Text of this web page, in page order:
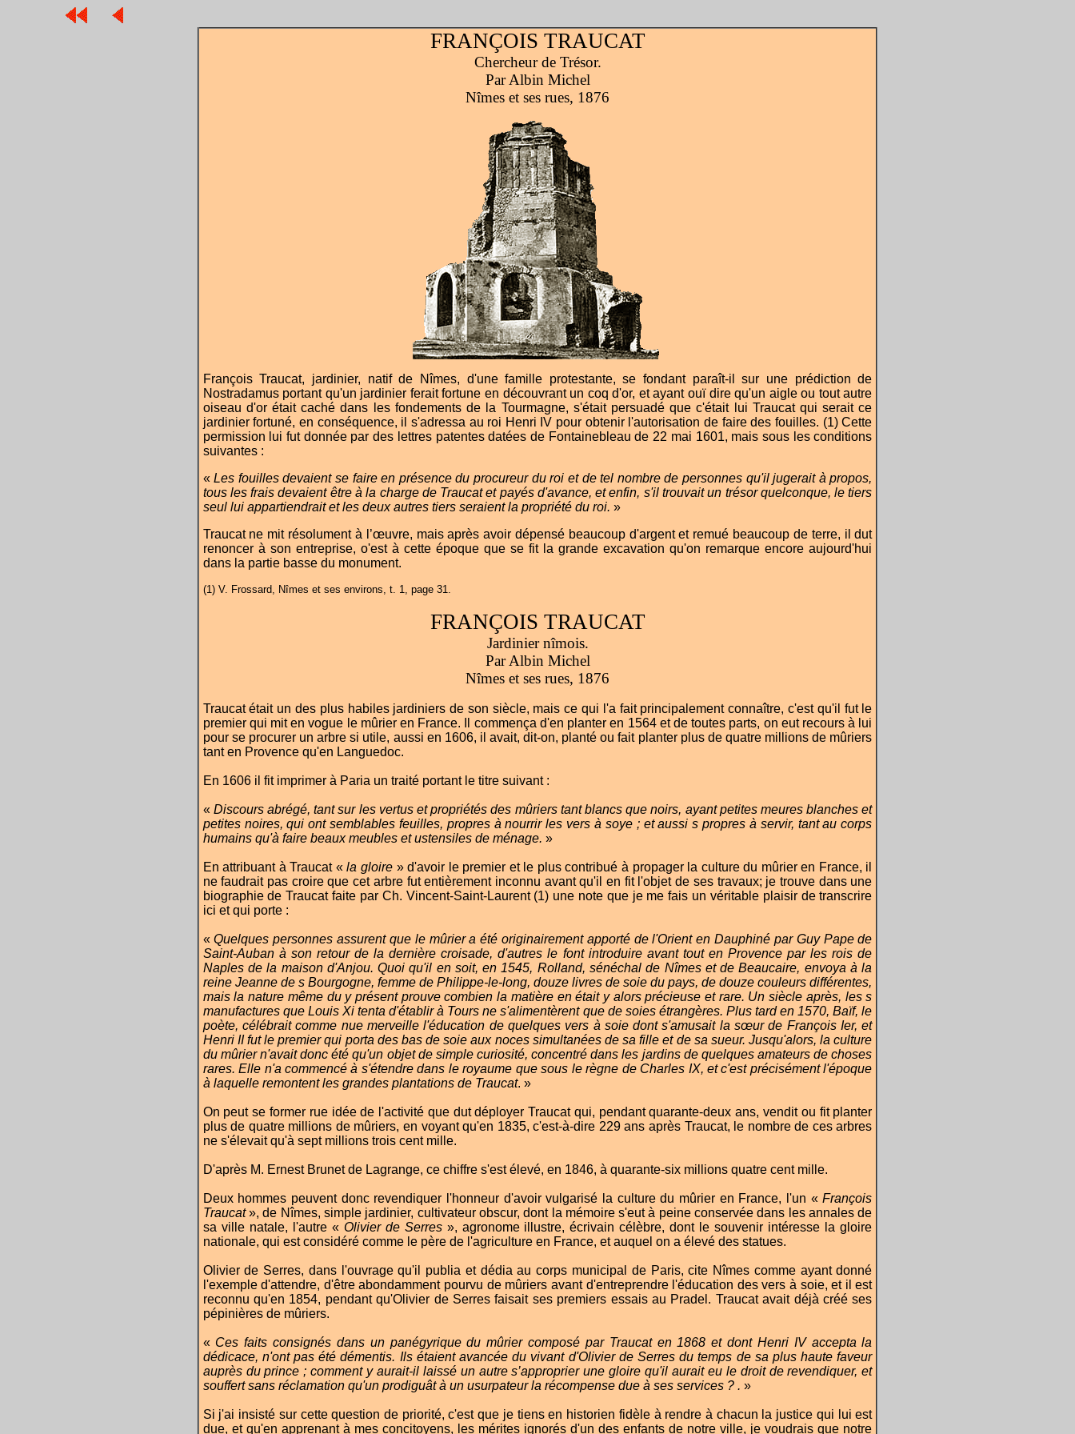
FRANÇOIS TRAUCAT
Chercheur de Trésor.
Par Albin Michel
Nîmes et ses rues, 1876
François Traucat, jardinier, natif de Nîmes, d'une famille protestante, se fondant paraît-il sur une prédiction de
Nostradamus portant qu'un jardinier ferait fortune en découvrant un coq d'or, et ayant ouï dire qu'un aigle ou tout autre
oiseau d'or était caché dans les fondements de la Tourmagne, s'était persuadé que c'était lui Traucat qui serait ce
jardinier fortuné, en conséquence, il s'adressa au roi Henri IV pour obtenir l'autorisation de faire des fouilles. (1) Cette
permission lui fut donnée par des lettres patentes datées de Fontainebleau de 22 mai 1601, mais sous les conditions
suivantes :
«Les fouilles devaient se faire en présence du procureur du roi et de tel nombre de personnes qu'il jugerait à propos,
tous les frais devaient être à la charge de Traucat et payés d'avance, et enfin, s'il trouvait un trésor quelconque, le tiers
seul lui appartiendrait et les deux autres tiers seraient la propriété du roi. »
Traucat ne mit résolument à l’œuvre, mais après avoir dépensé beaucoup d'argent et remué beaucoup de terre, il dut
renoncer à son entreprise, o'est à cette époque que se fit la grande excavation qu'on remarque encore aujourd'hui
dans la partie basse du monument.
(1) V. Frossard, Nîmes et ses environs, t. 1, page 31.
FRANÇOIS TRAUCAT
Jardinier nîmois.
Par Albin Michel
Nîmes et ses rues, 1876
Traucat était un des plus habiles jardiniers de son siècle, mais ce qui l'a fait principalement connaître, c'est qu'il fut le
premier qui mit en vogue le mûrier en France. Il commença d'en planter en 1564 et de toutes parts, on eut recours à lui
pour se procurer un arbre si utile, aussi en 1606, il avait, dit-on, planté ou fait planter plus de quatre millions de mûriers
tant en Provence qu'en Languedoc.
En 1606 il fit imprimer à Paria un traité portant le titre suivant :
« Discours abrégé, tant sur les vertus et propriétés des mûriers tant blancs que noirs, ayant petites meures blanches et
petites noires, qui ont semblables feuilles, propres à nourrir les vers à soye ; et aussi s propres à servir, tant au corps
humains qu'à faire beaux meubles et ustensiles de ménage. »
En attribuant à Traucat «la gloire» d'avoir le premier et le plus contribué à propager la culture du mûrier en France, il
ne faudrait pas croire que cet arbre fut entièrement inconnu avant qu'il en fit l'objet de ses travaux; je trouve dans une
biographie de Traucat faite par Ch. Vincent-Saint-Laurent (1) une note que je me fais un véritable plaisir de transcrire
ici et qui porte :
«Quelques personnes assurent que le mûrier a été originairement apporté de l'Orient en Dauphiné par Guy Pape de
Saint-Auban à son retour de la dernière croisade, d'autres le font introduire avant tout en Provence par les rois de
Naples de la maison d'Anjou. Quoi qu'il en soit, en 1545, Rolland, sénéchal de Nîmes et de Beaucaire, envoya à la
reine Jeanne de s Bourgogne, femme de Philippe-le-long, douze livres de soie du pays, de douze couleurs différentes,
mais la nature même du y présent prouve combien la matière en était y alors précieuse et rare. Un siècle après, les s
manufactures que Louis Xi tenta d'établir à Tours ne s'alimentèrent que de soies étrangères. Plus tard en 1570, Baïf, le
poète, célébrait comme nue merveille l'éducation de quelques vers à soie dont s'amusait la sœur de François Ier, et
Henri II fut le premier qui porta des bas de soie aux noces simultanées de sa fille et de sa sueur. Jusqu'alors, la culture
du mûrier n'avait donc été qu'un objet de simple curiosité, concentré dans les jardins de quelques amateurs de choses
rares. Elle n'a commencé à s'étendre dans le royaume que sous le règne de Charles IX, et c'est précisément l'époque
à laquelle remontent les grandes plantations de Traucat. »
On peut se former rue idée de l'activité que dut déployer Traucat qui, pendant quarante-deux ans, vendit ou fit planter
plus de quatre millions de mûriers, en voyant qu'en 1835, c'est-à-dire 229 ans après Traucat, le nombre de ces arbres
ne s'élevait qu'à sept millions trois cent mille.
D'après M. Ernest Brunet de Lagrange, ce chiffre s'est élevé, en 1846, à quarante-six millions quatre cent mille.
Deux hommes peuvent donc revendiquer l'honneur d'avoir vulgarisé la culture du mûrier en France, l'un «François
Traucat», de Nîmes, simple jardinier, cultivateur obscur, dont la mémoire s'eut à peine conservée dans les annales de
sa ville natale, l'autre « Olivier de Serres», agronome illustre, écrivain célèbre, dont le souvenir intéresse la gloire
nationale, qui est considéré comme le père de l'agriculture en France, et auquel on a élevé des statues.
Olivier de Serres, dans l'ouvrage qu'il publia et dédia au corps municipal de Paris, cite Nîmes comme ayant donné
l'exemple d'attendre, d'être abondamment pourvu de mûriers avant d'entreprendre l'éducation des vers à soie, et il est
reconnu qu'en 1854, pendant qu'Olivier de Serres faisait ses premiers essais au Pradel. Traucat avait déjà créé ses
pépinières de mûriers.
« Ces faits consignés dans un panégyrique du mûrier composé par Traucat en 1868 et dont Henri IV accepta la
dédicace, n'ont pas été démentis. Ils étaient avancée du vivant d'Olivier de Serres du temps de sa plus haute faveur
auprès du prince ; comment y aurait-il laissé un autre s’approprier une gloire qu'il aurait eu le droit de revendiquer, et
souffert sans réclamation qu'un prodiguât à un usurpateur la récompense due à ses services ? . »
Si j'ai insisté sur cette question de priorité, c'est que je tiens en historien fidèle à rendre à chacun la justice qui lui est
due, et qu'en apprenant à mes concitoyens, les mérites ignorés d'un des enfants de notre ville, je voudrais que notre